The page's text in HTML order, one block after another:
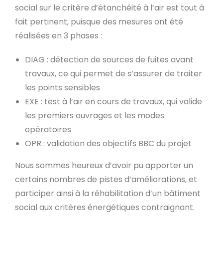
social sur le critère d’étanchéité à l’air est tout à
fait pertinent, puisque des mesures ont été
réalisées en 3 phases :
DIAG : détection de sources de fuites avant
travaux, ce qui permet de s’assurer de traiter
les points sensibles
EXE : test à l’air en cours de travaux, qui valide
les premiers ouvrages et les modes
opératoires
OPR : validation des objectifs BBC du projet
Nous sommes heureux d’avoir pu apporter un
certains nombres de pistes d’améliorations, et
participer ainsi à la réhabilitation d’un bâtiment
social aux critères énergétiques contraignant.